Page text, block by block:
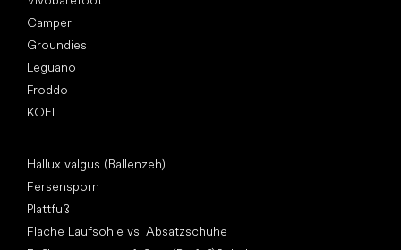
Camper
Groundies
Leguano
Froddo
KOEL
Hallux valgus (Ballenzeh)
Fersensporn
Plattfuß
Flache Laufsohle vs. Absatzschuhe